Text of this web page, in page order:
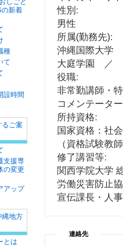
性別:
男性
所属(勤務先):
沖縄国際大
大庭学園 ／
役職:
非常勤講師・
コメンテーター
所持資格:
国家資格：
（資格試験教
修了講習等:
関西学院大学
労働災害防止
宣伝課長・人
連絡先
新着
種
て
設時間
ご案
支援専
の変更
アップ
縄地方
とは